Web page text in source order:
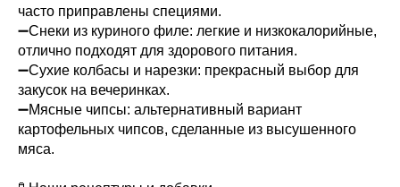
часто приправлены специями.
➖Снеки из куриного филе: легкие и низкокалорийные,
отлично подходят для здорового питания.
➖Сухие колбасы и нарезки: прекрасный выбор для
закусок на вечеринках.
➖Мясные чипсы: альтернативный вариант
картофельных чипсов, сделанные из высушенного
мяса.